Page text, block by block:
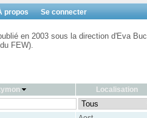
propos Se connecter
en 2003 sous la direction d'Eva
FEW).
Localisation